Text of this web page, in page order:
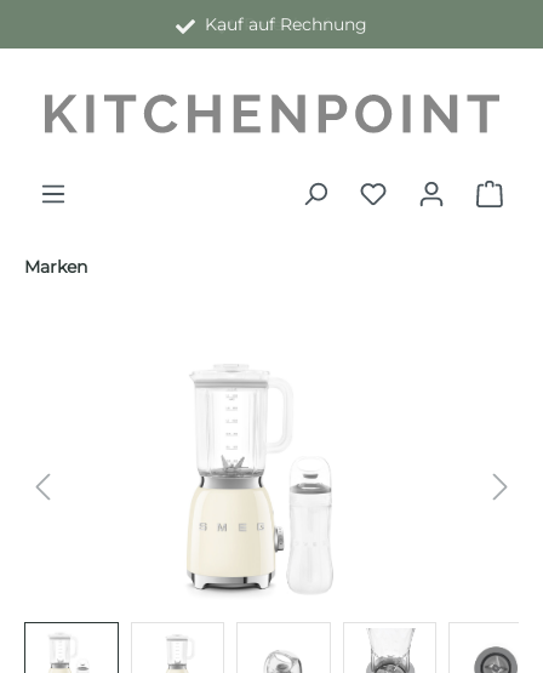
Kauf auf Rechnung
Marken
Bildergalerie überspringen